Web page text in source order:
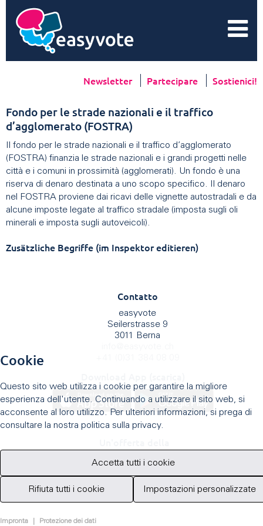
Newsletter Partecipare Sostienici!
Fondo per le strade nazionali e il traffico
d’agglomerato (FOSTRA)
Il fondo per le strade nazionali e il traffico d’agglomerato
(FOSTRA) finanzia le strade nazionali e i grandi progetti nelle
città e i comuni in prossimità (agglomerati). Un fondo è una
riserva di denaro destinata a uno scopo specifico. Il denaro
nel FOSTRA proviene dai ricavi delle vignette autostradali e da
alcune imposte legate al traffico stradale (imposta sugli oli
minerali e imposta sugli autoveicoli).
Zusätzliche Begriffe (im Inspektor editieren)
Contatto
easyvote
Seilerstrasse 9
3011 Berna
Cookie
Questo sito web utilizza i cookie per garantire la migliore
esperienza dell'utente. Continuando a utilizzare il sito web, si
acconsente al loro utilizzo. Per ulteriori informazioni, si prega di
consultare la nostra politica sulla privacy.
Accetta tutti i cookie
Rifiuta tutti i cookie Impostazioni personalizzate
Impronta Protezione dei dati